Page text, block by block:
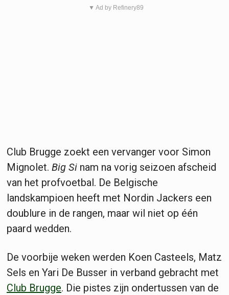
▼ Ad by Refinery89
Club Brugge zoekt een vervanger voor Simon
Mignolet. Big Si nam na vorig seizoen afscheid
van het profvoetbal. De Belgische
landskampioen heeft met Nordin Jackers een
doublure in de rangen, maar wil niet op één
paard wedden.
De voorbije weken werden Koen Casteels, Matz
Sels en Yari De Busser in verband gebracht met
Club Brugge. Die pistes zijn ondertussen van de